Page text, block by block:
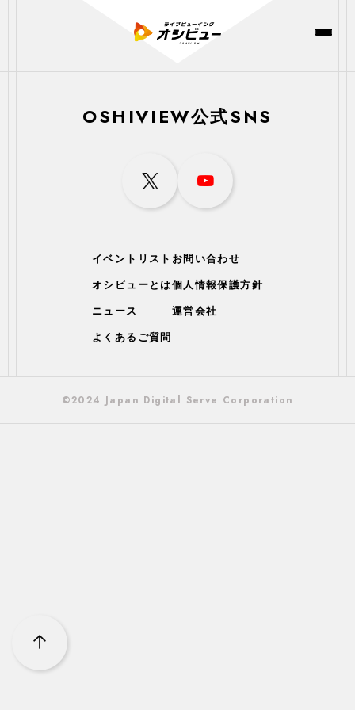
OSHIVIEW公式SNS
イベントリスト
オシビューとは
ニュース
よくあるご質問
お問い合わせ
個人情報保護方針
運営会社
©2024 Japan Digital Serve Corporation